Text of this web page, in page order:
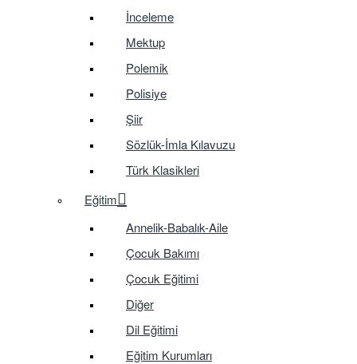
İnceleme
Mektup
Polemik
Polisiye
Şiir
Sözlük-İmla Kılavuzu
Türk Klasikleri
Eğitim
Annelik-Babalık-Aile
Çocuk Bakımı
Çocuk Eğitimi
Diğer
Dil Eğitimi
Eğitim Kurumları